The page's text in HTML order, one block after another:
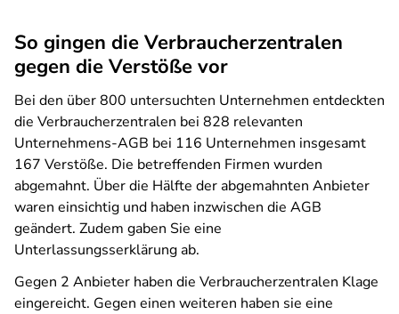
So gingen die Verbraucherzentralen
gegen die Verstöße vor
Bei den über 800 untersuchten Unternehmen entdeckten
die Verbraucherzentralen bei 828 relevanten
Unternehmens-AGB bei 116 Unternehmen insgesamt
167 Verstöße. Die betreffenden Firmen wurden
abgemahnt. Über die Hälfte der abgemahnten Anbieter
waren einsichtig und haben inzwischen die AGB
geändert. Zudem gaben Sie eine
Unterlassungsserklärung ab.
Gegen 2 Anbieter haben die Verbraucherzentralen Klage
eingereicht. Gegen einen weiteren haben sie eine